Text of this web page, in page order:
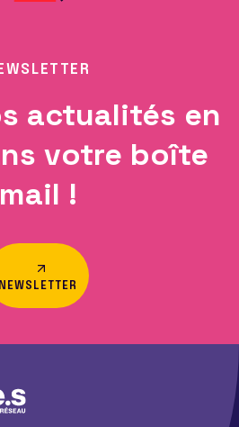
actualités en
votre boîte
mail !
NEWSLETTER